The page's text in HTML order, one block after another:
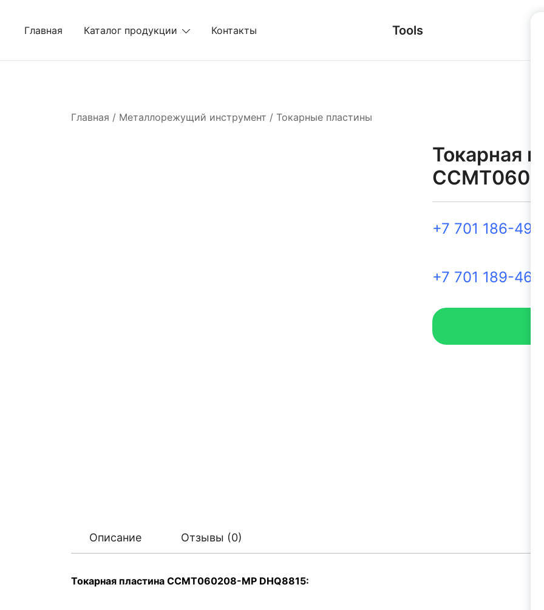
Главная Каталог продукции Контакты Tools
Главная / Металлорежущий инструмент / Токарные пластины
Токарная
+7 701 186-49-
+7 701 189-46-
Описание Отзывы (0)
Токарная пластина CCMT060208-MP DHQ8815: